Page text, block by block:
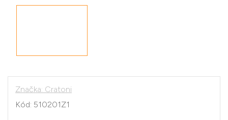
Značka: Cratoni
Kód: 510201Z1